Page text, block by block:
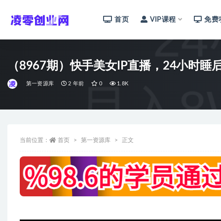
首页 VIP课程 免费
（8967期）快手美女IP直播，24小时
第一资源库 2 年前 0 1.8K
当前位置： 首页 第一资源库 正文